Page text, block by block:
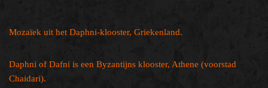
Mozaïek uit het Daphni-klooster, Griekenland.
Daphni of Dafni is een Byzantijns klooster, Athene (voorstad
Chaidari).